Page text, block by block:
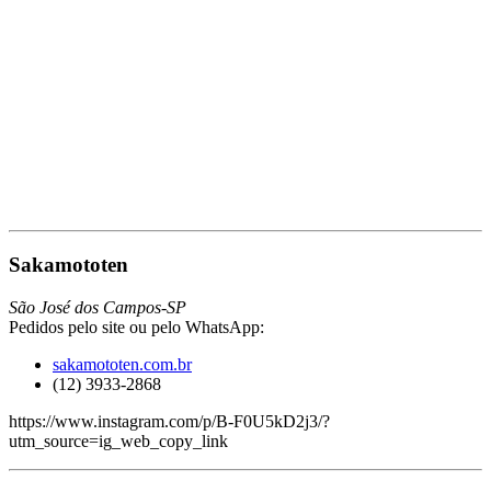
Sakamototen
São José dos Campos-SP
Pedidos pelo site ou pelo WhatsApp:
sakamototen.com.br
(12) 3933-2868
https://www.instagram.com/p/B-F0U5kD2j3/?
utm_source=ig_web_copy_link